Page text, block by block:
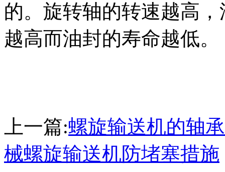
的。旋转轴的转速越高
越高而油封的寿命越低。
上一篇:螺旋输送机的轴
械螺旋输送机防堵塞措施